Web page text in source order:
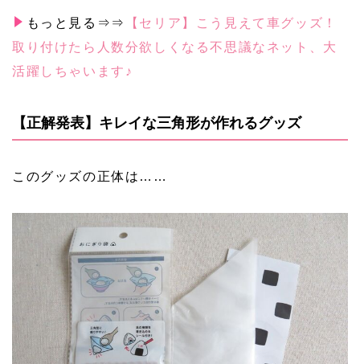
もっと見る⇒⇒
【セリア】こう見えて車グッズ！
取り付けたら人数分欲しくなる不思議なネット、大
活躍しちゃいます♪
【正解発表】キレイな三角形が作れるグッズ
このグッズの正体は……